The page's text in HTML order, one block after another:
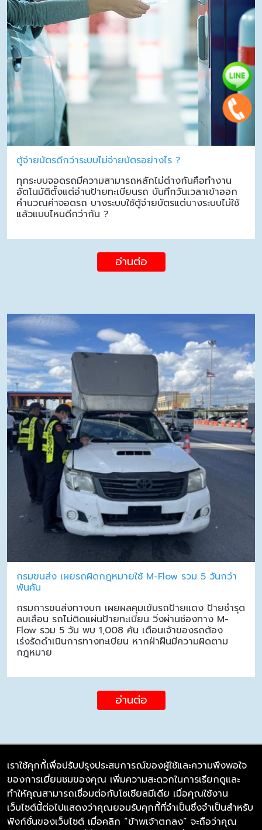
ตู้จ่ายบัตรดีกว่าระบบไม่จ่ายบัตรอย่างไร ?
ทุกระบบจอดรถมีความสามารถหลักไม่ต่างกันคือทำงาน
อัตโนมัติตั้งแต่อ่านป้ายทะเบียนรถ บันทึกวันเวลาเข้าออก
คำนวณค่าจอดรถ บางระบบใช้ตู้จ่ายบัตรแต่บางระบบไม่ใช้
แล้วแบบไหนดีกว่ากัน ?
อ่านต่อ
กรมขนส่ง เผยรถผิดกฎหมายใช้ M-Flow รวม 5 วันกว่า
พันคัน
กรมการขนส่งทางบก เผยผลคุมเข้มรถป้ายแดง ป้ายชำรุด
ลบเลือน รถไม่ติดแผ่นป้ายทะเบียน วิ่งผ่านช่องทาง M-
Flow รวม 5 วัน พบ 1,008 คัน เตือนเจ้าของรถต้อง
เร่งรัดดำเนินการทางทะเบียน หากฝ่าฝืนมีความผิดตาม
กฎหมาย
อ่านต่อ
บริษัท ซิมลิงค์ จำกัด
98/226 Bangrakyai-Baanmai Road,
Bangyai, Nonthaburi 11140
เราใช้คุกกี้เพื่อปรับปรุงประสบการณ์ของผู้ใช้และความพึงพอใจ
ของการเยี่ยมชมของคุณ เพิ่มความสะดวกในการเรียกดูและ
ทำให้คุณสามารถเชื่อมต่อกับโซเชียลมีเดีย เมื่อคุณใช้งาน
เว็บไซต์นี้ต่อไปแสดงว่าคุณยอมรับคุกกี้ที่จำเป็นซึ่งจำเป็นสำหรับ
ฟังก์ชั่นของเว็บไซต์ เมื่อคลิก “ข้าพเจ้าตกลง” จะถือว่าคุณ